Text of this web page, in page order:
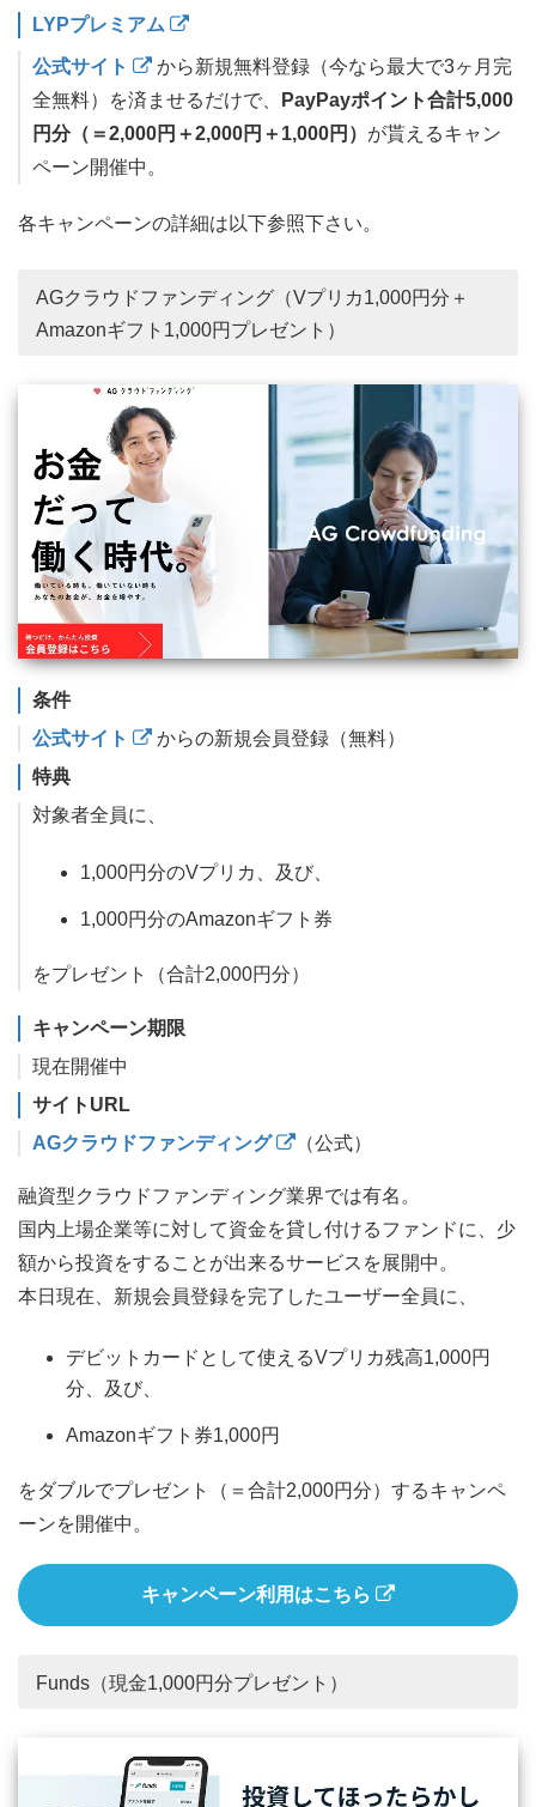
LYPプレミアム
公式サイト
から新規無料登録（今なら最大で3ヶ月完
全無料）を済ませるだけで、
PayPayポイント合計5,000
円分（＝2,000円＋2,000円＋1,000円） が貰えるキャン
ペーン開催中。
各キャンペーンの詳細は以下参照下さい。
AGクラウドファンディング（Vプリカ1,000円分＋
Amazonギフト1,000円プレゼント）
条件
公式サイト
からの新規会員登録（無料）
特典
対象者全員に、
1,000円分のVプリカ、及び、
1,000円分のAmazonギフト券
をプレゼント（合計2,000円分）
キャンペーン期限
現在開催中
サイトURL
AGクラウドファンディング
（公式）
融資型クラウドファンディング業界では有名。
国内上場企業等に対して資金を貸し付けるファンドに、少
額から投資をすることが出来るサービスを展開中。
本日現在、新規会員登録を完了したユーザー全員に、
デビットカードとして使えるVプリカ残高1,000円
分、及び、
Amazonギフト券1,000円
をダブルでプレゼント（＝合計2,000円分）するキャンペ
ーンを開催中。
キャンペーン利用はこちら
Funds（現金1,000円分プレゼント）